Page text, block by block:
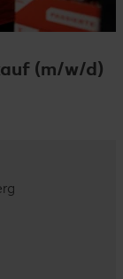
(m/w/d)